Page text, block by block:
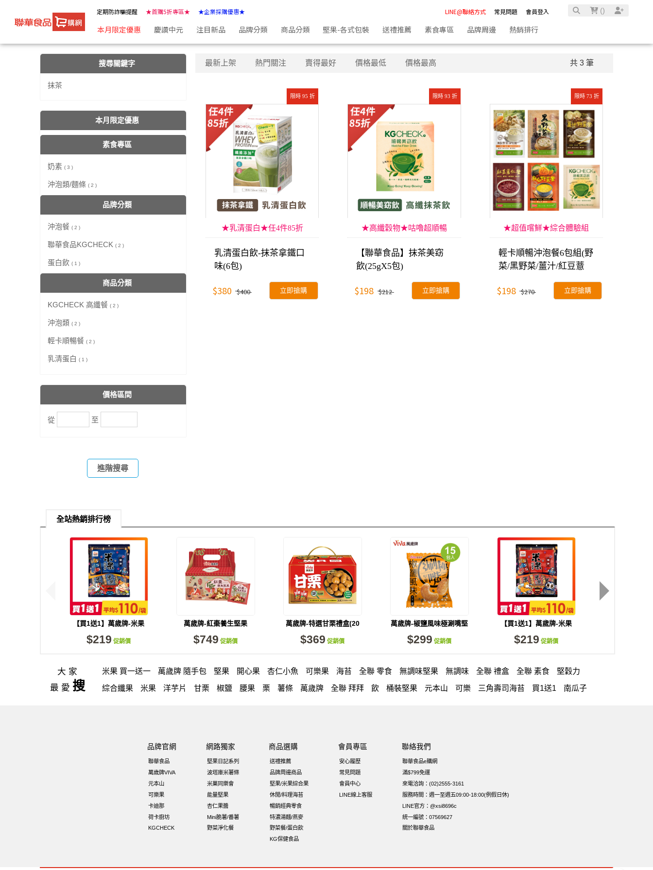
定期防詐騙提醒 ★首購5折專區★ ★企業採購優惠★ LINE@聯絡方式 常見問題 會員登入 ()
本月限定優惠 慶讚中元 注目新品 品牌分類 商品分類 堅果-各式包裝 送禮推薦 素食專區 品牌周邊 熱銷排行
搜尋關鍵字
抹茶
本月限定優惠
素食專區
奶素 ( 3 )
沖泡類/麵條 ( 2 )
品牌分類
沖泡餐 ( 2 )
聯華食品KGCHECK ( 2 )
蛋白飲 ( 1 )
商品分類
KGCHECK 高纖餐 ( 2 )
沖泡類 ( 2 )
輕卡順暢餐 ( 2 )
乳清蛋白 ( 1 )
價格區間
從 至
進階搜尋
最新上架 熱門關注 賣得最好 價格最低 價格最高 共 3 筆
限時 95 折
★乳清蛋白★任4件85折
乳清蛋白飲-抹茶拿鐵口
味(6包)
$380 $400 立即搶購
限時 93 折
★高纖穀物★咕嚕超順暢
【聯華食品】抹茶美窈
飲(25gX5包)
$198 $212 立即搶購
限時 73 折
★超值嚐鮮★綜合體驗組
輕卡順暢沖泡餐6包組(野
菜/黑野菜/薑汁/紅豆薏
$198 $270 立即搶購
全站熱銷排行榜
【買1送1】萬歲牌-米果
綜合果鹽味(20gX9包)
$219 促銷價
萬歲牌-紅棗養生堅果
(650g/26包入)
$749 促銷價
萬歲牌-特選甘栗禮盒(20
包入)
$369 促銷價
萬歲牌-椒鹽風味極涮嘴堅
果(15包/袋)
$299 促銷價
【買1送1】萬歲牌-米果
綜合果辣味(20gX9包)
$219 促銷價
大家
最愛 搜
米果 買一送一 萬歲牌 隨手包 堅果 開心果 杏仁小魚 可樂果 海苔 全聯 零食 無調味堅果 無調味 全聯 禮盒 全聯 素食 堅穀力
綜合纖果 米果 洋芋片 甘栗 椒鹽 腰果 栗 薯條 萬歲牌 全聯 拜拜 飲 桶裝堅果 元本山 可樂 三角壽司海苔 買1送1 南瓜子
卡廸那 95℃鮮脆三色丁 味付 萬歲牌-堅穀力 萬歲牌 堅果補給隨行包33公克44 包 香菜
紅棗 能量 Costco 萬歲牌堅果 玉米 60g 好結果 飯卷專用海苔
品牌官網
聯華食品
萬歲牌VIVA
元本山
可樂果
卡迪那
荷卡廚坊
KGCHECK
網路獨家
堅果日記系列
波塔庫米薯條
米菓同樂會
能量堅果
杏仁果醬
Mini脆薯/番薯
野菜淨化餐
商品選購
送禮推薦
品牌周邊商品
堅果/米果綜合果
休閒/料理海苔
暢銷經典零食
特濃湯麵/燕麥
野菜餐/蛋白飲
KG保健食品
會員專區
安心履歷
常見問題
會員中心
LINE線上客服
聯絡我們
聯華食品e購網
滿$799免運
來電洽詢：(02)2555-3161
服務時間：週一至週五09:00-18:00(例假日休)
LINE官方：@xsi8696c
統一編號：07569627
關於聯華食品